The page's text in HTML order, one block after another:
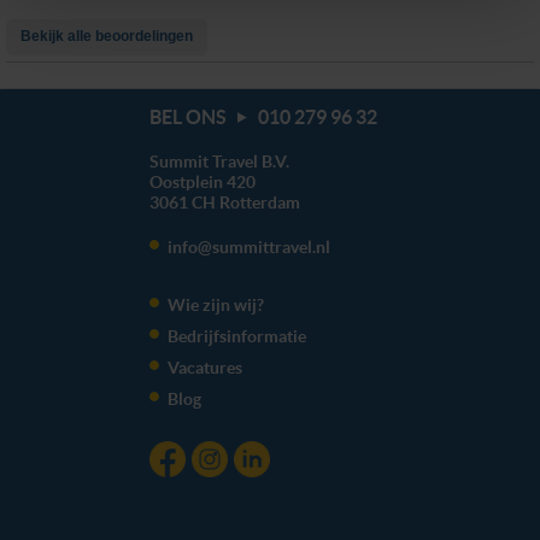
‘verander jouw toestemming’. Je kunt dan weer per type
kunnen ontvangen en verwerken.
Bekijk alle beoordelingen
BEL ONS 010 279 96 32
Summit Travel B.V.
Oostplein 420
3061 CH Rotterdam
info@summittravel.nl
Wie zijn wij?
Bedrijfsinformatie
Vacatures
Blog